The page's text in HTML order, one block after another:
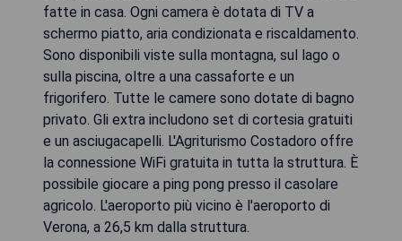
fatte in casa. Ogni camera è dotata di TV a
schermo piatto, aria condizionata e riscaldamento.
Sono disponibili viste sulla montagna, sul lago o
sulla piscina, oltre a una cassaforte e un
frigorifero. Tutte le camere sono dotate di bagno
privato. Gli extra includono set di cortesia gratuiti
e un asciugacapelli. L'Agriturismo Costadoro offre
la connessione WiFi gratuita in tutta la struttura. È
possibile giocare a ping pong presso il casolare
agricolo. L'aeroporto più vicino è l'aeroporto di
Verona, a 26,5 km dalla struttura.